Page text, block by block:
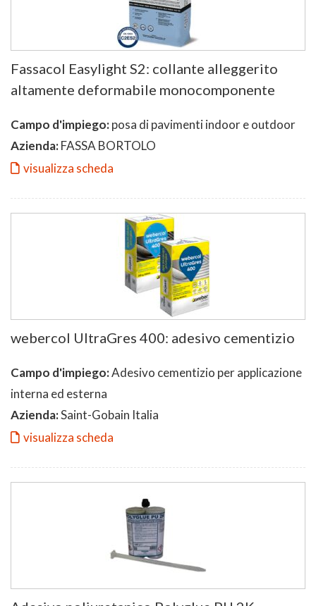
Fassacol Easylight S2: collante alleggerito
altamente deformabile monocomponente
Campo d'impiego:posa di pavimenti indoor e outdoor
Azienda:FASSA BORTOLO
visualizza scheda
webercol UltraGres 400: adesivo cementizio
Campo d'impiego:Adesivo cementizio per applicazione
interna ed esterna
Azienda:Saint-Gobain Italia
visualizza scheda